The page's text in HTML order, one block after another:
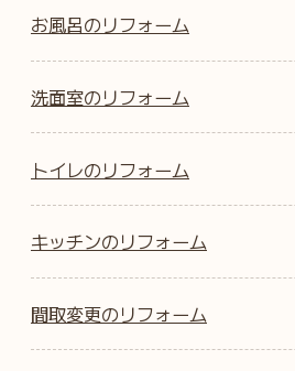
お風呂のリフォーム
洗面室のリフォーム
トイレのリフォーム
キッチンのリフォーム
間取変更のリフォーム